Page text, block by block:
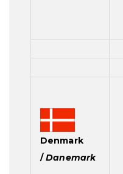
Denmark
/Danemark